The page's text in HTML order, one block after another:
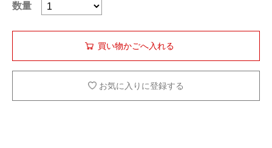
数量
お気に入りに登録する